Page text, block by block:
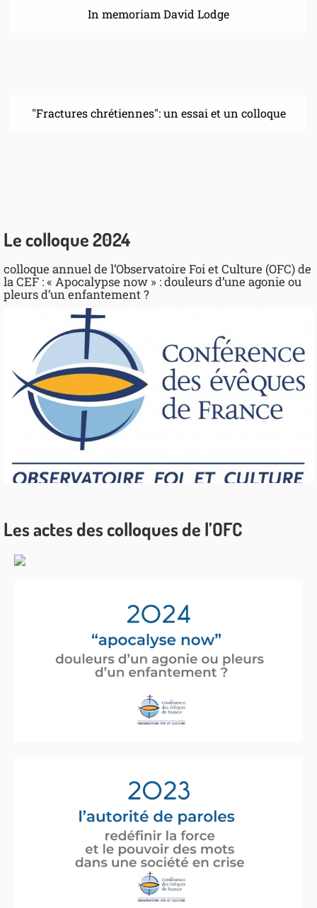
In memoriam David Lodge
"Fractures chrétiennes": un essai et un colloque
Le colloque 2024
colloque annuel de l’Observatoire Foi et Culture (OFC) de
la CEF : « Apocalypse now » : douleurs d’une agonie ou
pleurs d’un enfantement ?
Les actes des colloques de l’OFC